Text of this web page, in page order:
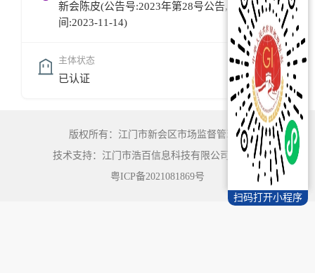
新会陈皮(公告号:2023年第28号公告,公告时
间:2023-11-14)
主体状态
已认证
扫码打开小程序
版权所有：江门市新会区市场监督管理局
技术支持：江门市浩百信息科技有限公司
2022
粤ICP备2021081869号